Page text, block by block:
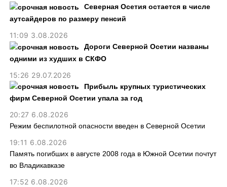
Северная Осетия остается в числе
аутсайдеров по размеру пенсий
11:09 3.08.2026
Дороги Северной Осетии названы
одними из худших в СКФО
15:26 29.07.2026
Прибыль крупных туристических
фирм Северной Осетии упала за год
20:27 6.08.2026
Режим беспилотной опасности введен в Северной Осетии
19:11 6.08.2026
Память погибших в августе 2008 года в Южной Осетии почтут
во Владикавказе
17:52 6.08.2026